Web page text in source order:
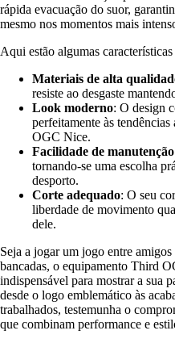
rápida evacuação do suor,
mesmo nos momentos mais
Aqui estão algumas
Materiais de alta
resiste ao desgaste
Look moderno: O design
perfeitamente às
OGC Nice.
Facilidade de manutenção
tornando-se uma escolha
desporto.
Corte adequado: O seu
liberdade de movimento
dele.
Seja a jogar um jogo entre
bancadas, o equipamento Third
indispensável para mostrar a sua
desde o logo emblemático às
trabalhados, testemunha o
que combinam performance e